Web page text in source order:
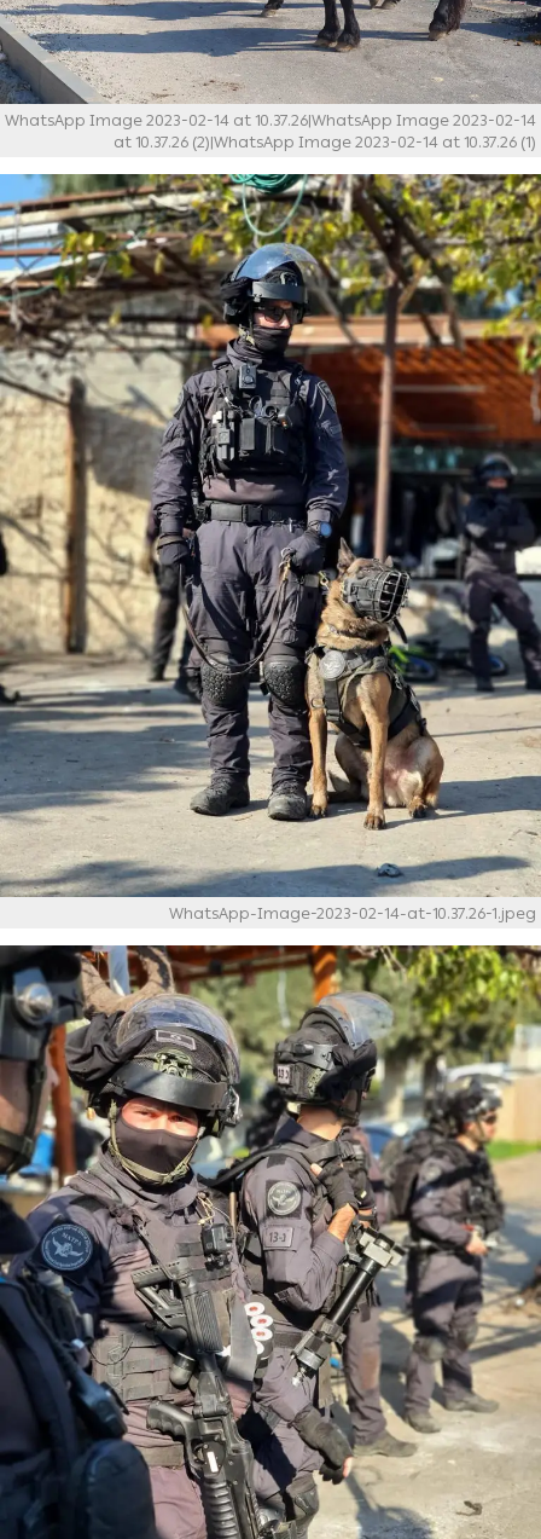
WhatsApp Image 2023-02-14 at 10.37.26|WhatsApp Image 2023-02-14
at 10.37.26 (2)|WhatsApp Image 2023-02-14 at 10.37.26 (1)
WhatsApp-Image-2023-02-14-at-10.37.26-1.jpeg